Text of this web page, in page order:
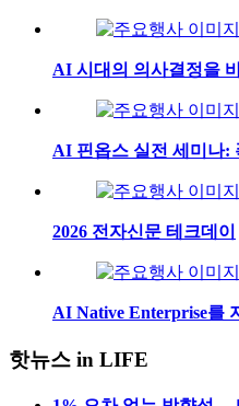
AI 시대의 의사결정을
AI 핀옵스 실전 세미나:
2026 전자신문 테크데이
AI Native Enterprise를
핫뉴스 in LIFE